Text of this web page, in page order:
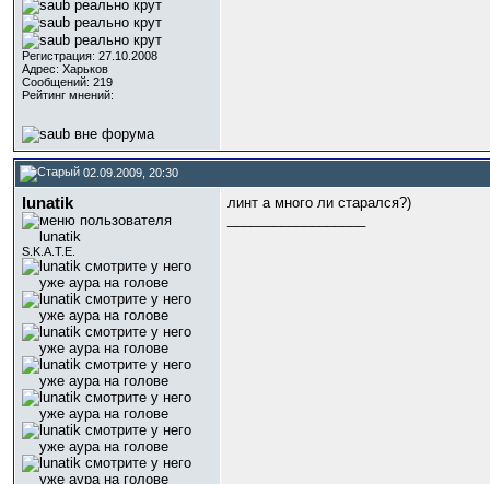
Регистрация: 27.10.2008
Адрес: Харьков
Сообщений: 219
Рейтинг мнений:
02.09.2009, 20:30
lunatik
S.K.A.T.E.
линт а много ли старался?)